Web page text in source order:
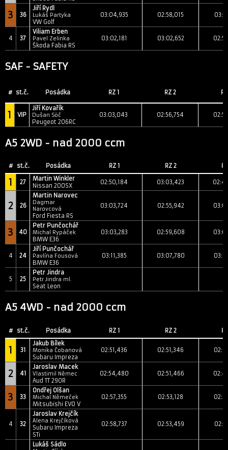
3 36
Jiří Rydl
Lukáš Partyka
VW Golf
03:04,935 02:58,015
4 37
Viliam Erben
Pavel Zelinka
Škoda Fabia RS
03:02,181 03:02,652
SAF - SAFETY
# st.č. Posádka RZ 1 RZ 2
1 VIP
Jiří Kovařík
Dušan Söč
Peugeot 206RC
03:03,043 02:56,754
A5 2WD - nad 2000 ccm
# st.č. Posádka RZ 1 RZ 2
1 27
Martin Winkler
Nissan 200SX
02:50,184 03:03,423
2 26
Martin Narovec
Dagmar
Narovcová
Ford Fiesta RS
03:03,724 02:55,942
3 40
Petr Punčochář
Michal Rypáček
BMW E36
03:03,283 02:59,608
4 24
Jiří Punčochář
Pavlína Fousová
BMW E36
03:11,385 03:07,780
5 25
Petr Jindra
Petr Jindra ml.
Seat Leon
A5 4WD - nad 2000 ccm
# st.č. Posádka RZ 1 RZ 2
1 31
Jakub Bílek
Monika Čobanová
Subaru Impreza
02:51,436 02:51,346
2 41
Jaroslav Macek
Vlastimil Němec
Aud TT 290R
02:54,480 02:51,466
3 33
Ondřej Olšan
Michal Němeček
Mitsubishi EVO V
02:57,355 02:53,128
4 32
Jaroslav Krejčík
Alena Krejčíková
Subaru Impreza
STi
02:58,737 02:53,459
Lukáš Sádlo